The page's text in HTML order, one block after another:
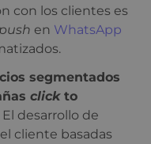
con los clientes es
push en WhatsApp
segmentados
clickto
El desarrollo de
cliente basadas